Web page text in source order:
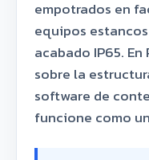
empotrados en
equipos
acabado IP65.
sobre la
software de
funcione como